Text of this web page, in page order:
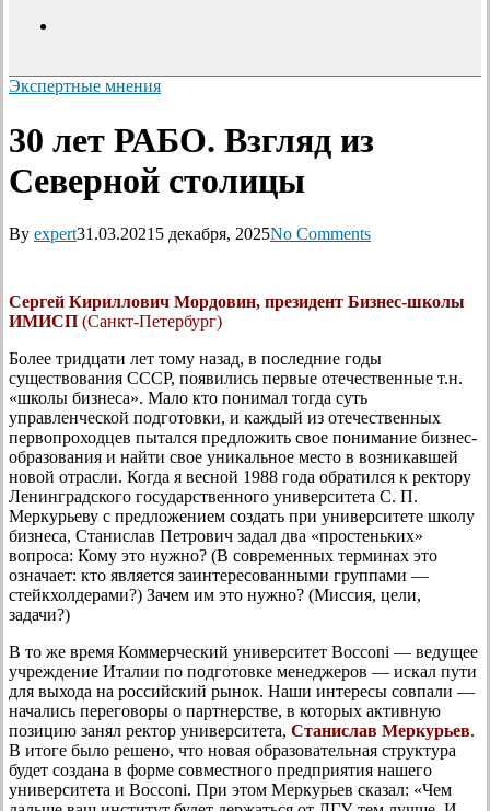
Экспертные мнения
30 лет РАБО. Взгляд из
Северной столицы
By expert31.03.2021 5 декабря, 2025No Comments
Сергей Кириллович Мордовин, президент Бизнес-школы
ИМИСП (Санкт-Петербург)
Более тридцати лет тому назад, в последние годы
существования СССР, появились первые отечественные т.н.
«школы бизнеса». Мало кто понимал тогда суть
управленческой подготовки, и каждый из отечественных
первопроходцев пытался предложить свое понимание бизнес-
образования и найти свое уникальное место в возникавшей
новой отрасли. Когда я весной 1988 года обратился к ректору
Ленинградского государственного университета С. П.
Меркурьеву с предложением создать при университете школу
бизнеса, Станислав Петрович задал два «простеньких»
вопроса: Кому это нужно? (В современных терминах это
означает: кто является заинтересованными группами —
стейкхолдерами?) Зачем им это нужно? (Миссия, цели,
задачи?)
В то же время Коммерческий университет Bocconi — ведущее
учреждение Италии по подготовке менеджеров — искал пути
для выхода на российский рынок. Наши интересы совпали —
начались переговоры о партнерстве, в которых активную
позицию занял ректор университета, Станислав Меркурьев.
В итоге было решено, что новая образовательная структура
будет создана в форме совместного предприятия нашего
университета и Bocconi. При этом Меркурьев сказал: «Чем